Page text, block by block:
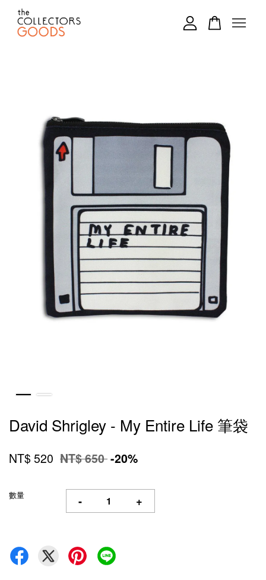
David Shrigley - My Entire Life 筆袋
NT$ 520 NT$ 650-20%
數量 - +